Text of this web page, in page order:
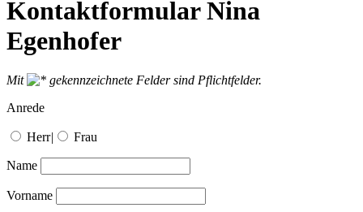
Kontaktformular Nina
Egenhofer
Mit
gekennzeichnete Felder sind Pflichtfelder.
Anrede
Herr| Frau
Name
Vorname